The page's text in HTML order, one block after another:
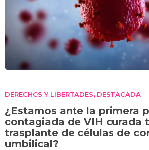
DERECHOS Y LIBERTADES, DESTACADA
¿Estamos ante la primera
contagiada de VIH curada
trasplante de células de
umbilical?